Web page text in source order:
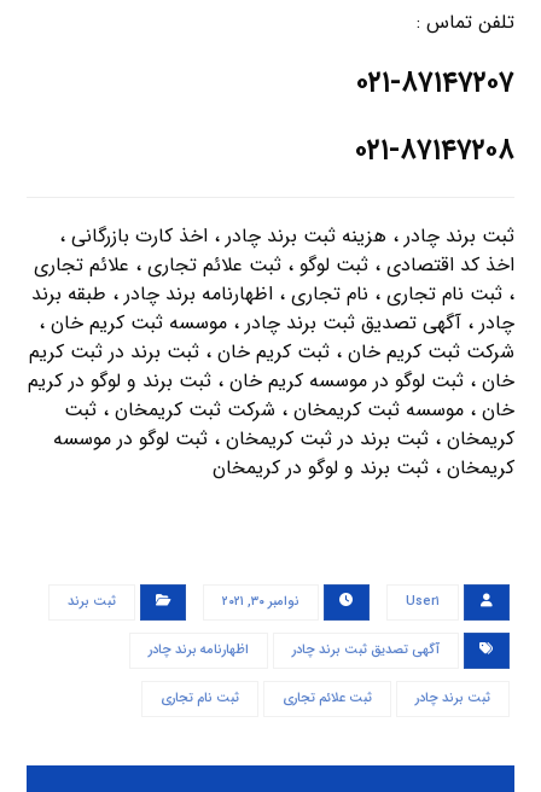
تلفن تماس :
۰۲۱-۸۷۱۴۷۲۰۷
۰۲۱-۸۷۱۴۷۲۰۸
ثبت برند چادر ، هزینه ثبت برند چادر ، اخذ کارت بازرگانی ،
اخذ کد اقتصادی ، ثبت لوگو ، ثبت علائم تجاری ، علائم تجاری
، ثبت نام تجاری ، نام تجاری ، اظهارنامه برند چادر ، طبقه برند
چادر ، آگهی تصدیق ثبت برند چادر ، موسسه ثبت کریم خان ،
شرکت ثبت کریم خان ، ثبت کریم خان ، ثبت برند در ثبت کریم
خان ، ثبت لوگو در موسسه کریم خان ، ثبت برند و لوگو در کریم
خان ، موسسه ثبت کریمخان ، شرکت ثبت کریمخان ، ثبت
کریمخان ، ثبت برند در ثبت کریمخان ، ثبت لوگو در موسسه
کریمخان ، ثبت برند و لوگو در کریمخان
User۱ نوامبر ۳۰, ۲۰۲۱ ثبت برند
آگهی تصدیق ثبت برند چادر اظهارنامه برند چادر
ثبت برند چادر ثبت علائم تجاری ثبت نام تجاری